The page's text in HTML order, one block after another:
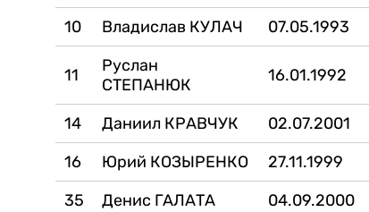
10
Владислав КУЛАЧ 07.05.1993
11
Руслан
СТЕПАНЮК
16.01.1992
14 Даниил КРАВЧУК 02.07.2001
16
Юрий КОЗЫРЕНКО 27.11.1999
35
Денис ГАЛАТА 04.09.2000